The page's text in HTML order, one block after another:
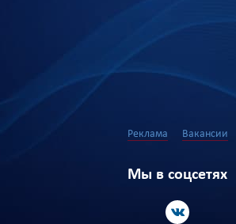
Реклама Вакансии
Мы в соцсетях